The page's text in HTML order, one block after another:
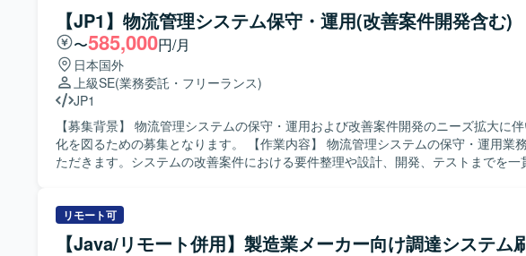
された設計書や成果物の品質確認も実施していただきます。 【求める人物像】 上流工程から主
体的に参画し、関係者とコミュニケーションを取りながらシステム全体を見渡した
ューができる方を求めています。複数技術スタックを横断してキャッチアップしつ
こだわって責任感を持って業務を進めていただける方を歓迎いたします。 【ポジションの魅
力】 大手小売業向けの大規模システム刷新プロジェクトに長期で参画でき、クラ
ター化などの構想から詳細設計・レビューまで一貫して関わることができます。フ
ドからバックエンドまで幅広い技術スタックや、大規模トラフィックを扱うシステ
見を深めることができる環境です。 【開発環境】 TypeScript、React、React Native、Java、
SpringBoot、クラウド環境（AWS想定）を用いたシステム開発となります。
【JP1】物流管理システム保守・運用(改善案件開発含む)
〜585,000円/月
日本国外
上級SE(業務委託・フリーランス)
JP1
【募集背景】 物流管理システムの保守・運用および改善案件開発のニーズ拡大に
化を図るための募集となります。 【作業内容】 物流管理システムの保守・運用業務をご担当い
ただきます。システムの改善案件における要件整理や設計、開発、テストまでを一
に改善に取り組んでいただける方を求めています。関係者とのコミュニケーション
いながら、責任感を持って業務を遂行できる方を歓迎します。 【ポジションの魅力】 物流管理
システムの保守・運用から改善開発まで幅広く携わることで、業務理解とシステム
リモート可
【Java/リモート併用】製造業メーカー向け調達システム